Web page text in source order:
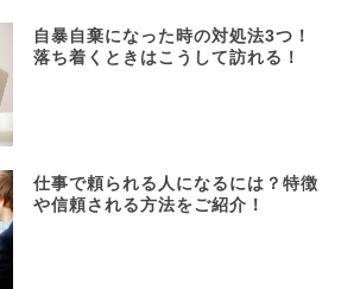
自暴自棄になった時の対処法3つ！
落ち着くときはこうして訪れる！
仕事で頼られる人になるには？特徴
や信頼される方法をご紹介！